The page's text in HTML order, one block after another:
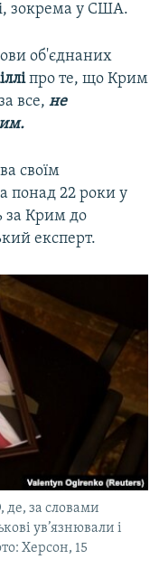
зокрема у США.
об'єднаних
про те, що Крим
все, не
своїм
понад 22 роки у
за Крим до
експерт.
де, за словами
ув’язнювали і
Херсон, 15